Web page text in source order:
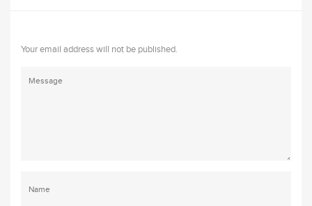
Your email address will not be published.